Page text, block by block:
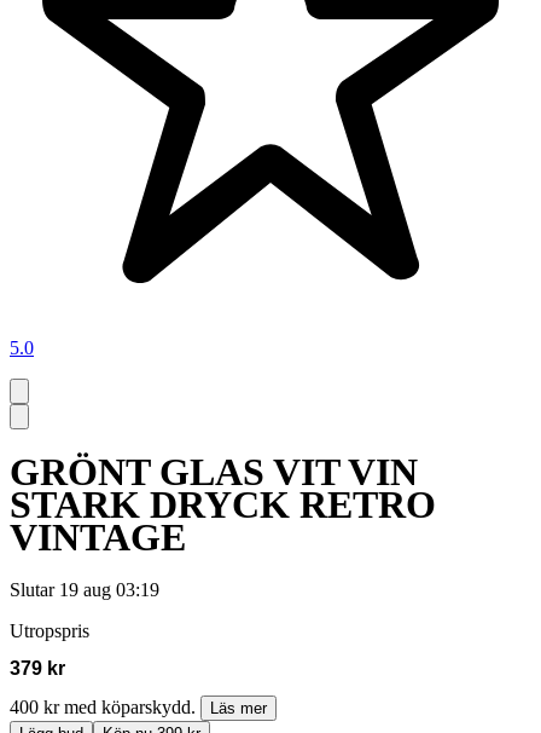
5.0
GRÖNT GLAS VIT VIN
STARK DRYCK RETRO
VINTAGE
Slutar 19 aug 03:19
Utropspris
379 kr
400 kr med köparskydd.
Läs mer